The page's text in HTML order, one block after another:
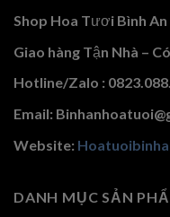
Shop Hoa Tươi Bình
Giao hàng Tận Nhà –
Hotline/Zalo :
Email:
Website:
DANH MỤC SẢN